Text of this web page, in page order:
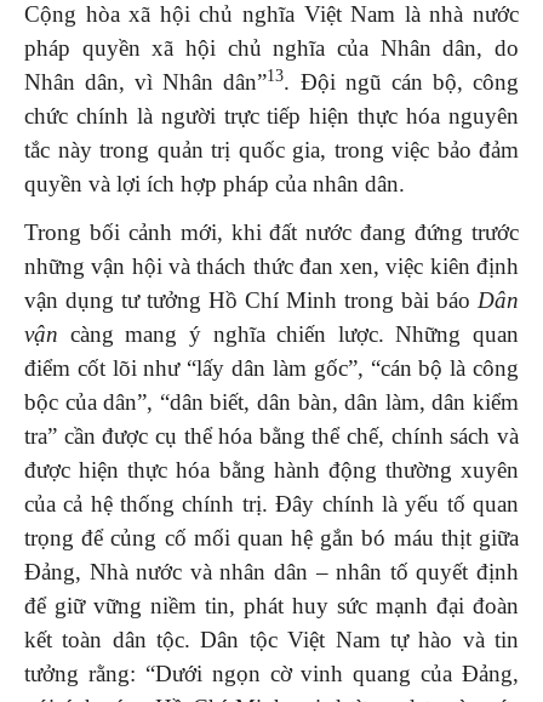
Cộng hòa xã hội chủ nghĩa Việt Nam là nhà nước
pháp quyền xã hội chủ nghĩa của Nhân dân, do
Nhân dân, vì Nhân dân”13. Đội ngũ cán bộ, công
chức chính là người trực tiếp hiện thực hóa nguyên
tắc này trong quản trị quốc gia, trong việc bảo đảm
quyền và lợi ích hợp pháp của nhân dân.
Trong bối cảnh mới, khi đất nước đang đứng trước
những vận hội và thách thức đan xen, việc kiên định
vận dụng tư tưởng Hồ Chí Minh trong bài báo Dân
vận càng mang ý nghĩa chiến lược. Những quan
điểm cốt lõi như “lấy dân làm gốc”, “cán bộ là công
bộc của dân”, “dân biết, dân bàn, dân làm, dân kiểm
tra” cần được cụ thể hóa bằng thể chế, chính sách và
được hiện thực hóa bằng hành động thường xuyên
của cả hệ thống chính trị. Đây chính là yếu tố quan
trọng để củng cố mối quan hệ gắn bó máu thịt giữa
Đảng, Nhà nước và nhân dân – nhân tố quyết định
để giữ vững niềm tin, phát huy sức mạnh đại đoàn
kết toàn dân tộc. Dân tộc Việt Nam tự hào và tin
tưởng rằng: “Dưới ngọn cờ vinh quang của Đảng,